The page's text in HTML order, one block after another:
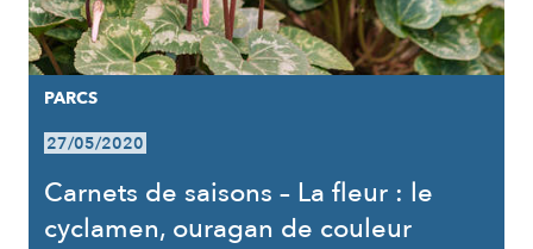
PARCS
27/05/2020
Carnets de saisons – La fleur : le
cyclamen, ouragan de couleur